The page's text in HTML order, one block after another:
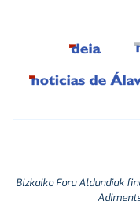
Bizkaiko Foru Aldundiak